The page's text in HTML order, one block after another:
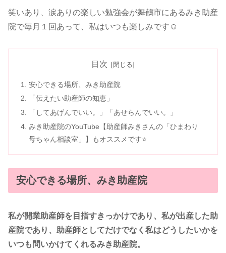
笑いあり、涙ありの楽しい勉強会が舞鶴市にあるみき助産
院で毎月１回あって、私はいつも楽しみです☺
目次
安心できる場所、みき助産院
「伝えたい助産師の知恵」
「してあげんでいい。」「あせらんでいい。」
みき助産院のYouTube【助産師みきさんの「ひまわり
母ちゃん相談室」】もオススメです⭐
安心できる場所、みき助産院
私が開業助産師を目指すきっかけであり、私が出産した助
産院であり、助産師としてだけでなく私はどうしたいかを
いつも問いかけてくれるみき助産院。